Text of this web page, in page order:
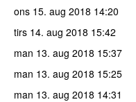
ons 15. aug 2018 14:20
tirs 14. aug 2018 15:42
man 13. aug 2018 15:37
man 13. aug 2018 15:25
man 13. aug 2018 14:31